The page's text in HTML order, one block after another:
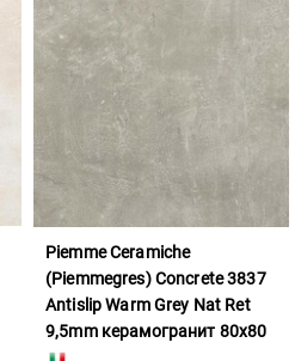
Piemme Ceramiche
(Piemmegres) Concrete 3837
Antislip Warm Grey Nat Ret
9,5mm керамогранит 80x80